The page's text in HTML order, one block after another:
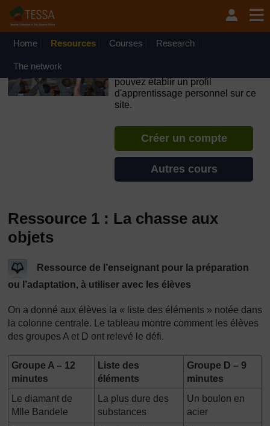
Passer au contenu principal
OpenLearn Create will be unavailable on Wednesday 12
August 2026 from 8am to 10.30am (GMT) due to routine
Home Resources Courses Research
The network
pouvez établir un profil
d'apprentissage personnel sur ce
site.
Créer un compte
Autres cours
Ressource 1 : La chasse aux
objets
Ressource de l’enseignant pour la préparation
ou l’adaptation, à utiliser avec les élèves
On a donné aux élèves la « liste des éléments » notée dans
la colonne centrale. Le tableau montre comment les élèves
des groupes A et D ont relevé le défi.
Groupe A – 12
minutes
Liste des
éléments
Groupe D – 9
minutes
Le diamant de
Mlle Bandele
La plus dure des
substances
Un boulon en
acier